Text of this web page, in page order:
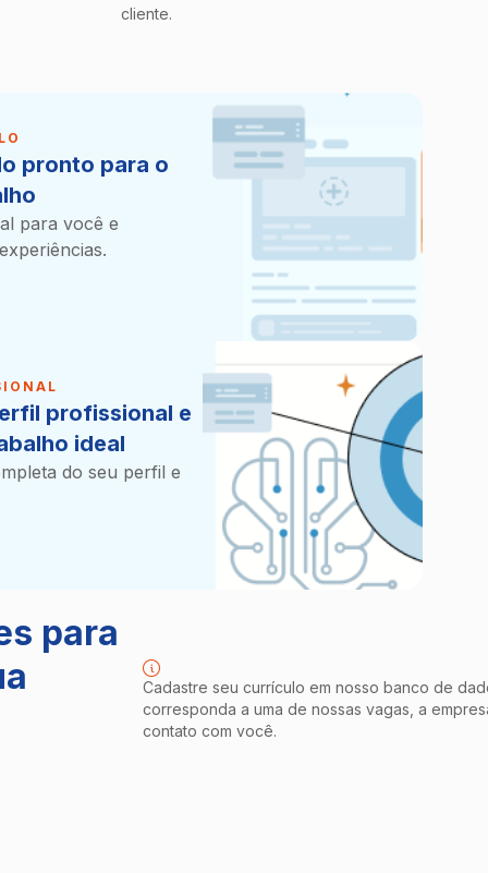
cliente.
pronto para o
para você e
profissional e
ideal
do seu perfil e
para
Cadastre seu currículo em nosso banco de
corresponda a uma de nossas vagas, a
contato com você.